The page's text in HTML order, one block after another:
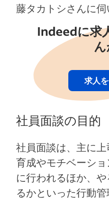
藤タカトシさんに伺
Indeedに求
求人
社員面談の目的
社員面談は、主に
育成やモチベーシ
に行われるほか、
るかといった行動管